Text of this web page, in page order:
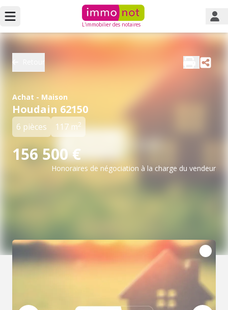
L'immobilier des notaires
Achat - Maison
Houdain 62150
6 pièces 117 m2
156 500 €
Honoraires de négociation à la charge du vendeur